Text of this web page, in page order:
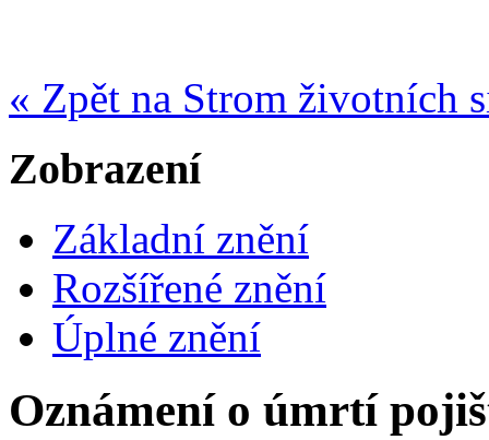
« Zpět na Strom životních
Zobrazení
Základní znění
Rozšířené znění
Úplné znění
Oznámení o úmrtí